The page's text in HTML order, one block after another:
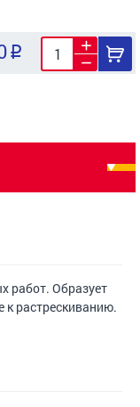
работ. Образует
к растрескиванию.